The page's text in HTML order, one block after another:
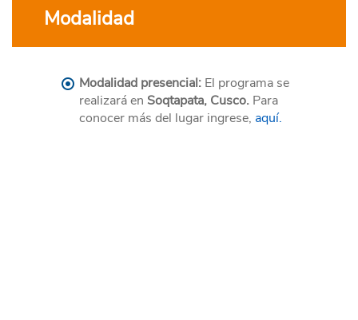
Modalidad
Modalidad presencial: El programa se
realizará en Soqtapata, Cusco. Para
conocer más del lugar ingrese, aquí.